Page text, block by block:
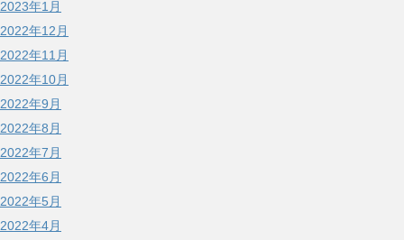
2023年1月
2022年12月
2022年11月
2022年10月
2022年9月
2022年8月
2022年7月
2022年6月
2022年5月
2022年4月